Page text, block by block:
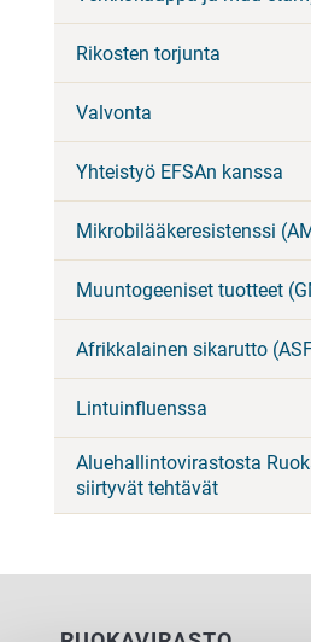
Rikosten torjunta
Valvonta
Yhteistyö EFSAn kanssa
Mikrobilääkeresistenssi
Muuntogeeniset tuotteet
Afrikkalainen sikarutto
Lintuinfluenssa
Aluehallintovirastosta
siirtyvät tehtävät